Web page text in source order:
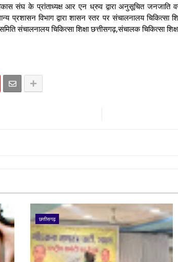
संघ के प्रांताध्यक्ष आर एन ध्रुव द्वारा अनुसूचित जनजाति
प्रशासन विभाग द्वारा शासन स्तर पर संचालनालय चिकित्सा
संचालनालय चिकित्सा शिक्षा छत्तीसगढ़,संचालक चिकित्सा
छत्तीसगढ़